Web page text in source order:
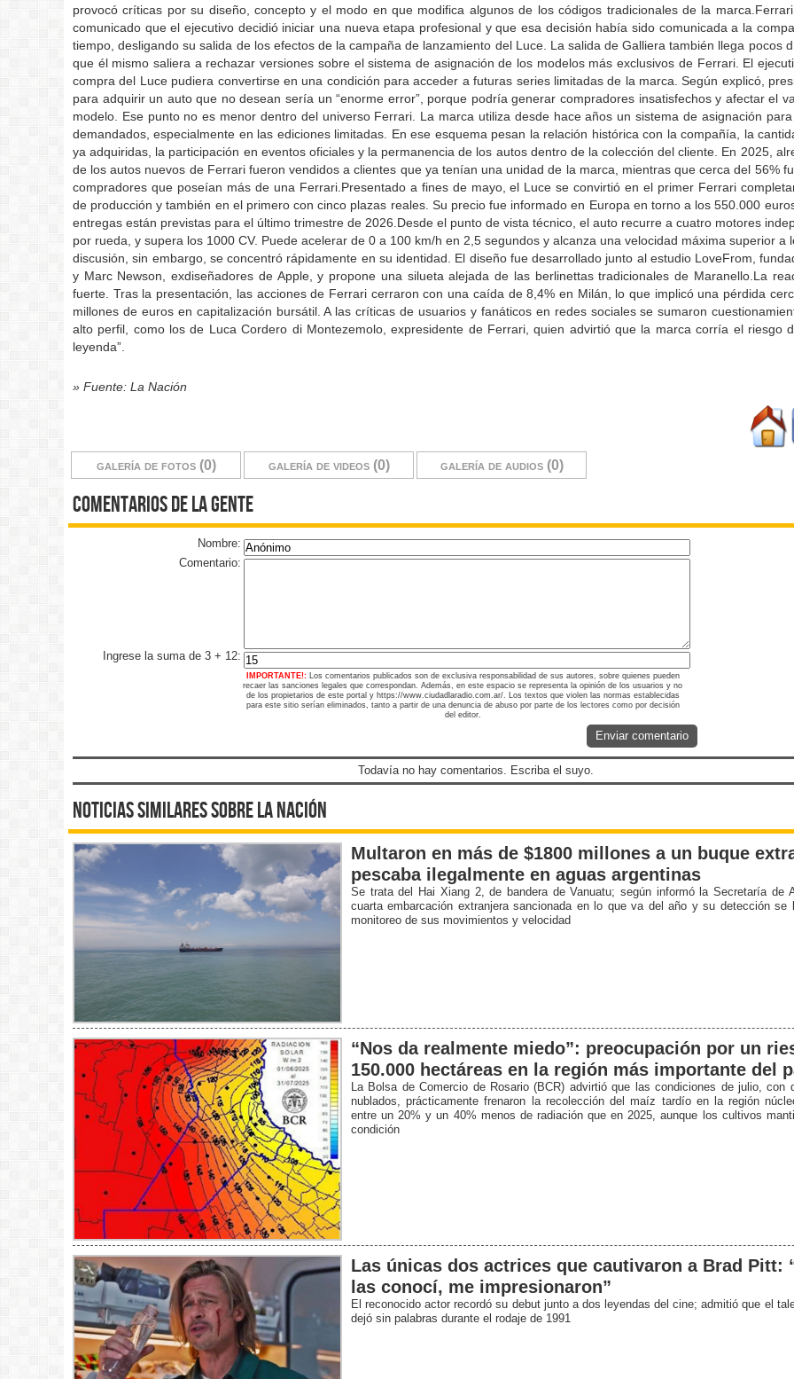
provocó críticas por su diseño, concepto y el modo en que modifica algunos de los códigos tradicionales de la
comunicado que el ejecutivo decidió iniciar una nueva etapa profesional y que esa decisión había sido comunicada a la
tiempo, desligando su salida de los efectos de la campaña de lanzamiento del Luce. La salida de Galliera también llega pocos
que él mismo saliera a rechazar versiones sobre el sistema de asignación de los modelos más exclusivos de Ferrari. El
compra del Luce pudiera convertirse en una condición para acceder a futuras series limitadas de la marca. Según explicó,
para adquirir un auto que no desean sería un “enorme error”, porque podría generar compradores insatisfechos y afectar el
modelo. Ese punto no es menor dentro del universo Ferrari. La marca utiliza desde hace años un sistema de asignación
demandados, especialmente en las ediciones limitadas. En ese esquema pesan la relación histórica con la compañía, la
ya adquiridas, la participación en eventos oficiales y la permanencia de los autos dentro de la colección del cliente. En 2025,
de los autos nuevos de Ferrari fueron vendidos a clientes que ya tenían una unidad de la marca, mientras que cerca del 56%
compradores que poseían más de una Ferrari.Presentado a fines de mayo, el Luce se convirtió en el primer Ferrari
de producción y también en el primero con cinco plazas reales. Su precio fue informado en Europa en torno a los 550.000
entregas están previstas para el último trimestre de 2026.Desde el punto de vista técnico, el auto recurre a cuatro motores
por rueda, y supera los 1000 CV. Puede acelerar de 0 a 100 km/h en 2,5 segundos y alcanza una velocidad máxima superior a
discusión, sin embargo, se concentró rápidamente en su identidad. El diseño fue desarrollado junto al estudio LoveFrom,
y Marc Newson, exdiseñadores de Apple, y propone una silueta alejada de las berlinettas tradicionales de Maranello.La
fuerte. Tras la presentación, las acciones de Ferrari cerraron con una caída de 8,4% en Milán, lo que implicó una pérdida
millones de euros en capitalización bursátil. A las críticas de usuarios y fanáticos en redes sociales se sumaron
alto perfil, como los de Luca Cordero di Montezemolo, expresidente de Ferrari, quien advirtió que la marca corría el riesgo
leyenda”.
» Fuente: La Nación
galería de fotos (0) galería de videos (0) galería de audios (0)
comentarios de la gente
Nombre:
Comentario:
Ingrese la suma de 3 + 12:
IMPORTANTE!:
Los comentarios publicados son de exclusiva responsabilidad de sus autores, sobre quienes pueden
recaer las sanciones legales que correspondan. Además, en este espacio se representa la opinión de los usuarios y no
de los propietarios de este portal y https://www.ciudadlaradio.com.ar/. Los textos que violen las normas establecidas
para este sitio serían eliminados, tanto a partir de una denuncia de abuso por parte de los lectores como por decisión
del editor.
Enviar comentario
Todavía no hay comentarios. Escriba el suyo.
noticias similares sobre la nación
Multaron en más de $1800 millones a un buque
pescaba ilegalmente en aguas argentinas
Se trata del Hai Xiang 2, de bandera de Vanuatu; según informó la Secretaría de
cuarta embarcación extranjera sancionada en lo que va del año y su detección se
monitoreo de sus movimientos y velocidad
“Nos da realmente miedo”: preocupación por un
150.000 hectáreas en la región más importante del
La Bolsa de Comercio de Rosario (BCR) advirtió que las condiciones de julio,
nublados, prácticamente frenaron la recolección del maíz tardío en la región
entre un 20% y un 40% menos de radiación que en 2025, aunque los cultivos
condición
Las únicas dos actrices que cautivaron a Brad Pitt:
las conocí, me impresionaron”
El reconocido actor recordó su debut junto a dos leyendas del cine; admitió que el
dejó sin palabras durante el rodaje de 1991